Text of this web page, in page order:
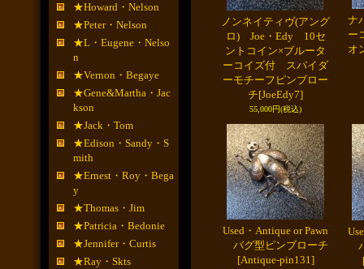
★Howard・Nelson
★Peter・Nelson
★L・Eugene・Nelso
n
★Vernon・Begaye
★Gene&Martha・Jac
kson
★Jack・Tom
★Edison・Sandy・S
mith
★Ernest・Roy・Bega
y
★Thomas・Jim
★Patricia・Bedonie
★Jennifer・Curtis
★Ray・Skts
ノンネイティヴ(アング
ロ) Joe・Edy 10セ
ントコイン×ブルータ
ーコイズ付 スパイダ
ーモチーフピンブロー
チ[JoeEdy7]
55,000円(税込)
ナ
ー
オ
Used・Antique or Pawn
バグ型ピンブローチ
[Antique-pin131]